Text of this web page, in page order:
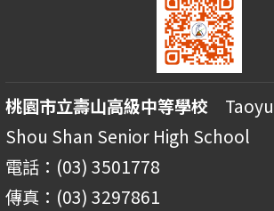
桃園市立壽山高級中等學校
Shou Shan Senior High School
電話：(03) 3501778
傳真：(03) 3297861